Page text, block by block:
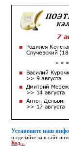
Установите наш
и сделайте ваш сайт
Код...